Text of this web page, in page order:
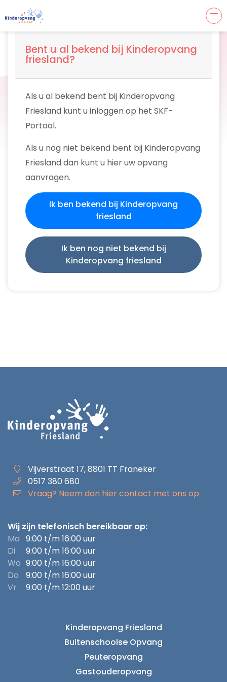
Bent u al bekend bij Kinderopvang
friesland?
Als u al bekend bent bij Kinderopvang
Friesland kunt u inloggen op het SKF-
Portaal.
Als u nog niet bekend bent bij Kinderopvang
Friesland dan kunt u hier uw opvang
aanvragen.
Ik ben bekend bij Kinderopvang
friesland
Ik ben nog niet bekend bij
Kinderopvang friesland
Vijverstraat 17, 8801 TT Franeker
0517 380 680
Vraag? Neem dan hier contact met ons op
Wij zijn telefonisch bereikbaar op:
Ma 9:00 t/m 16:00 uur
Di
9:00 t/m 16:00 uur
Wo 9:00 t/m 16:00 uur
Do
9:00 t/m 16:00 uur
Vr
9:00 t/m 12:00 uur
Kinderopvang Friesland
Buitenschoolse Opvang
Peuteropvang
Gastouderopvang